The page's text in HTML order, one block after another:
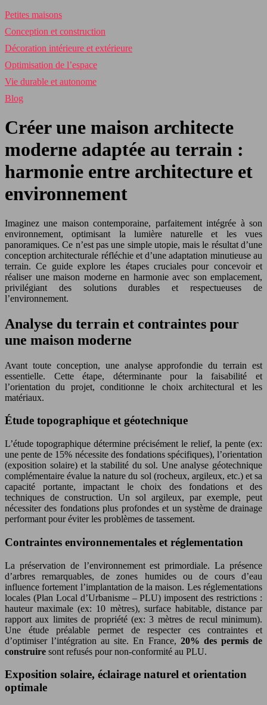
Petites maisons
Conception et construction
Décoration intérieure et extérieure
Optimisation de l’espace
Vie durable et autonome
Blog
Créer une maison architecte
moderne adaptée au terrain :
harmonie entre architecture et
environnement
Imaginez une maison contemporaine, parfaitement intégrée à son
environnement, optimisant la lumière naturelle et les vues
panoramiques. Ce n’est pas une simple utopie, mais le résultat d’une
conception architecturale réfléchie et d’une adaptation minutieuse au
terrain. Ce guide explore les étapes cruciales pour concevoir et
réaliser une maison moderne en harmonie avec son emplacement,
privilégiant des solutions durables et respectueuses de
l’environnement.
Analyse du terrain et contraintes pour
une maison moderne
Avant toute conception, une analyse approfondie du terrain est
essentielle. Cette étape, déterminante pour la faisabilité et
l’orientation du projet, conditionne le choix architectural et les
matériaux.
Étude topographique et géotechnique
L’étude topographique détermine précisément le relief, la pente (ex:
une pente de 15% nécessite des fondations spécifiques), l’orientation
(exposition solaire) et la stabilité du sol. Une analyse géotechnique
complémentaire évalue la nature du sol (rocheux, argileux, etc.) et sa
capacité portante, impactant le choix des fondations et des
techniques de construction. Un sol argileux, par exemple, peut
nécessiter des fondations plus profondes et un système de drainage
performant pour éviter les problèmes de tassement.
Contraintes environnementales et réglementation
La préservation de l’environnement est primordiale. La présence
d’arbres remarquables, de zones humides ou de cours d’eau
influence fortement l’implantation de la maison. Les réglementations
locales (Plan Local d’Urbanisme – PLU) imposent des restrictions :
hauteur maximale (ex: 10 mètres), surface habitable, distance par
rapport aux limites de propriété (ex: 3 mètres de recul minimum).
Une étude préalable permet de respecter ces contraintes et
d’optimiser l’intégration au site. En France, 20% des permis de
construire sont refusés pour non-conformité au PLU.
Exposition solaire, éclairage naturel et orientation
optimale